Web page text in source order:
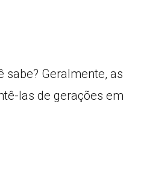
sabe? Geralmente, as
las de gerações em